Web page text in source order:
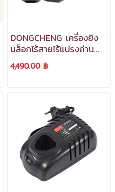
DONGCHENG เครื่องยิง
บล็อกไร้สายไร้แปรงถ่าน
20V. รุ่น DCPB488(TYPE
EM) (พร้อมแบตเตอรี่และ
4,490.00 ฿